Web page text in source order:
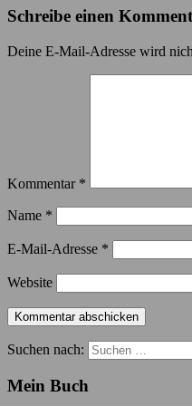
Schreibe einen
Deine E-Mail-Adresse wird
Kommentar *
Name *
E-Mail-Adresse *
Website
Suchen nach:
Mein Buch